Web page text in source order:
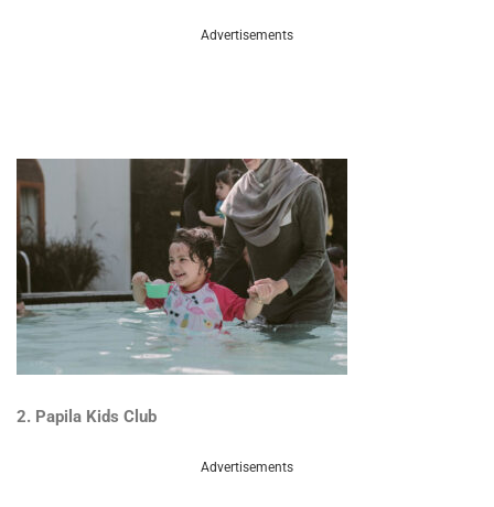
Advertisements
2. Papila Kids Club
Advertisements